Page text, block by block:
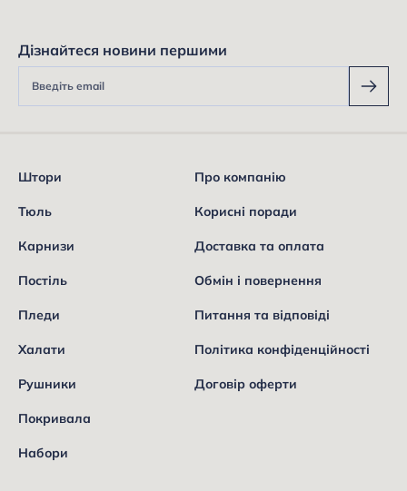
Дізнайтеся новини першими
Штори
Тюль
Карнизи
Постіль
Пледи
Халати
Рушники
Покривала
Набори
Про компанію
Корисні поради
Доставка та оплата
Обмін і повернення
Питання та відповіді
Політика конфіденційності
Договір оферти